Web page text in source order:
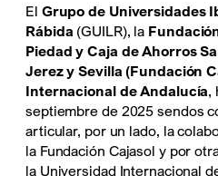
El Grupo de Universidades
Rábida (GUILR), la
Piedad y Caja de Ahorros
Jerez y Sevilla (Fundación
Internacional de Andalucía,
septiembre de 2025 sendos
articular, por un lado, la
la Fundación Cajasol y por
la Universidad Internacional